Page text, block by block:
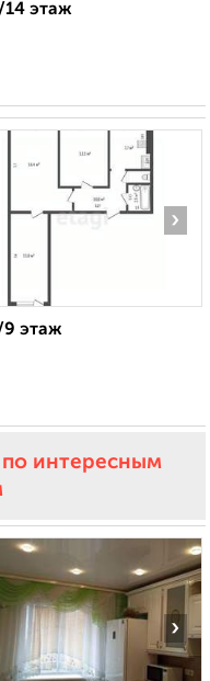
14 этаж
›
9 этаж
по интересным
›